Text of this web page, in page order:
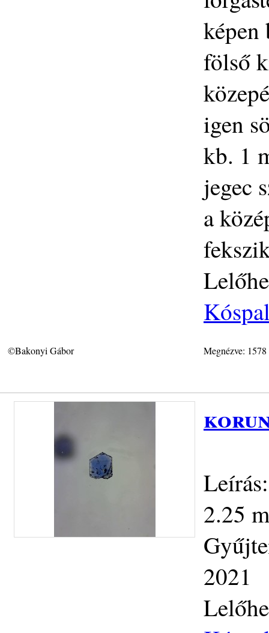
képen
fölső
igen
kb. 1
jegec
a
©Bakonyi Gábor Megnézve:
2.25
2021